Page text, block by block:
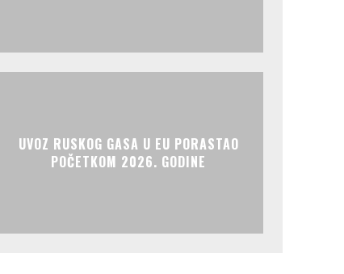
UVOZ RUSKOG GASA U EU PORASTAO
POČETKOM 2026. GODINE